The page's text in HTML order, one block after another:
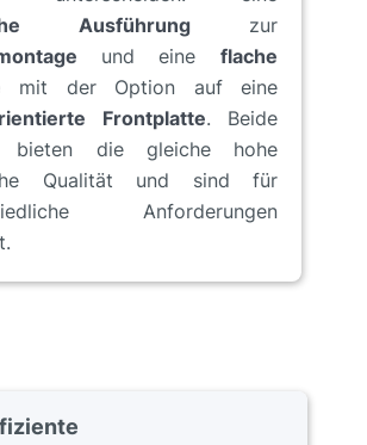
Ausführungzur
und eineflache
mit der Option auf eine
Frontplatte. Beide
bieten die gleiche hohe
Qualität und sind für
Anforderungen